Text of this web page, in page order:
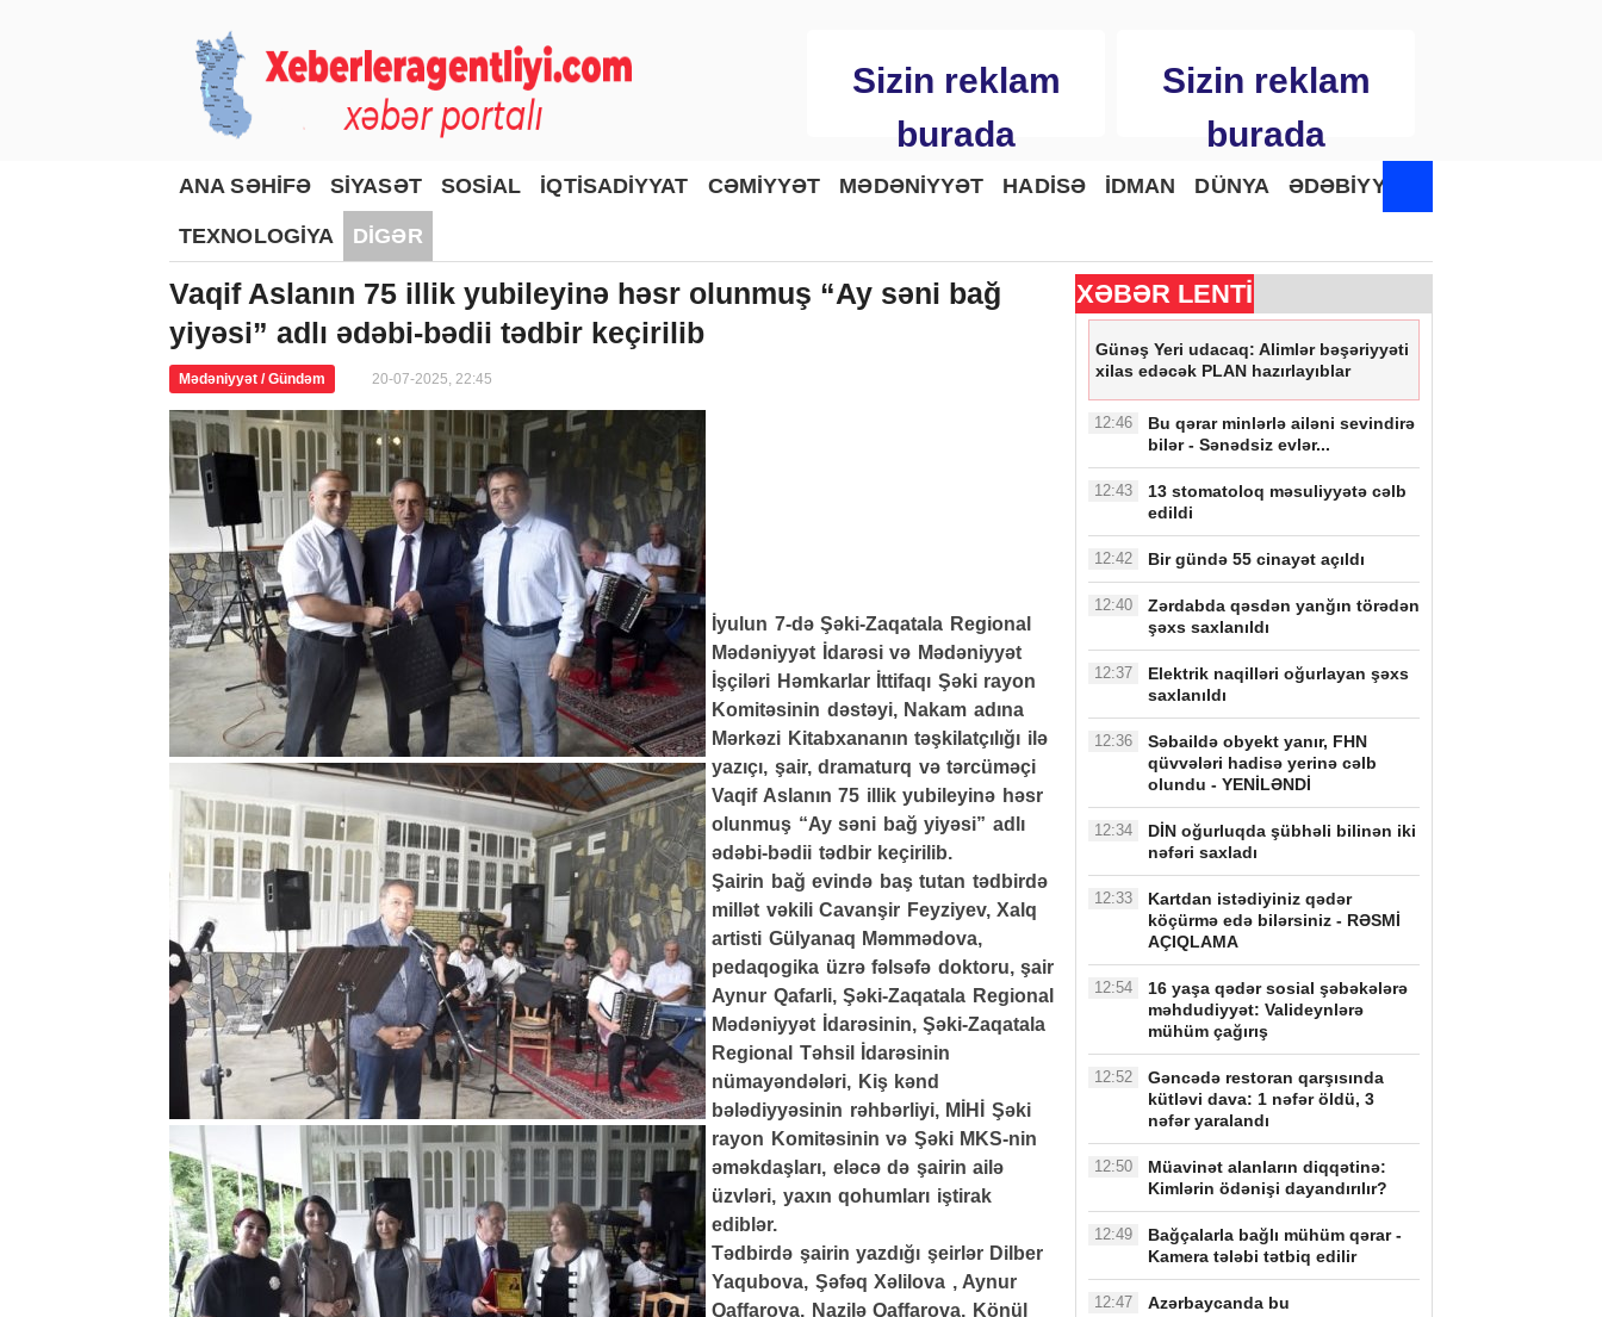
Sizin reklam
burada
Sizin reklam
burada
ANA SƏHİFƏ SİYASƏT SOSİAL İQTİSADİYYAT CƏMİYYƏT MƏDƏNİYYƏT HADİSƏ İDMAN DÜNYA ƏDƏBİYYAT
TEXNOLOGİYA DİGƏR
Vaqif Aslanın 75 illik yubileyinə həsr olunmuş “Ay səni bağ
yiyəsi” adlı ədəbi-bədii tədbir keçirilib
Mədəniyyət / Gündəm 20-07-2025, 22:45
İyulun 7-də Şəki-Zaqatala Regional
Mədəniyyət İdarəsi və Mədəniyyət
İşçiləri Həmkarlar İttifaqı Şəki rayon
Komitəsinin dəstəyi, Nakam adına
Mərkəzi Kitabxananın təşkilatçılığı ilə
yazıçı, şair, dramaturq və tərcüməçi
Vaqif Aslanın 75 illik yubileyinə həsr
olunmuş “Ay səni bağ yiyəsi” adlı
ədəbi-bədii tədbir keçirilib.
Şairin bağ evində baş tutan tədbirdə
millət vəkili Cavanşir Feyziyev, Xalq
artisti Gülyanaq Məmmədova,
pedaqogika üzrə fəlsəfə doktoru, şair
Aynur Qafarli, Şəki-Zaqatala Regional
Mədəniyyət İdarəsinin, Şəki-Zaqatala
Regional Təhsil İdarəsinin
nümayəndələri, Kiş kənd
bələdiyyəsinin rəhbərliyi, MİHİ Şəki
rayon Komitəsinin və Şəki MKS-nin
əməkdaşları, eləcə də şairin ailə
üzvləri, yaxın qohumları iştirak
ediblər.
Tədbirdə şairin yazdığı şeirlər Dilber
Yaqubova, Şəfəq Xəlilova , Aynur
Qaffarova, Nazilə Qaffarova, Könül
XƏBƏR LENTİ
Günəş Yeri udacaq: Alimlər bəşəriyyəti
xilas edəcək PLAN hazırlayıblar
12:46
Bu qərar minlərlə ailəni sevindirə
bilər - Sənədsiz evlər...
12:43
13 stomatoloq məsuliyyətə cəlb
edildi
12:42 Bir gündə 55 cinayət açıldı
12:40
Zərdabda qəsdən yanğın törədən
şəxs saxlanıldı
12:37
Elektrik naqilləri oğurlayan şəxs
saxlanıldı
12:36
Səbaildə obyekt yanır, FHN
qüvvələri hadisə yerinə cəlb
olundu - YENİLƏNDİ
12:34
DİN oğurluqda şübhəli bilinən iki
nəfəri saxladı
12:33
Kartdan istədiyiniz qədər
köçürmə edə bilərsiniz - RƏSMİ
AÇIQLAMA
12:54
16 yaşa qədər sosial şəbəkələrə
məhdudiyyət: Valideynlərə
mühüm çağırış
12:52
Gəncədə restoran qarşısında
kütləvi dava: 1 nəfər öldü, 3
nəfər yaralandı
12:50
Müavinət alanların diqqətinə:
Kimlərin ödənişi dayandırılır?
12:49
Bağçalarla bağlı mühüm qərar -
Kamera tələbi tətbiq edilir
12:47
Azərbaycanda bu